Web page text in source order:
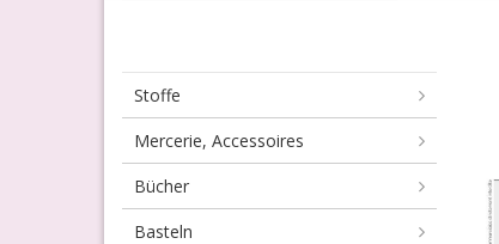
Stoffe
Mercerie, Accessoires
Bücher
Basteln